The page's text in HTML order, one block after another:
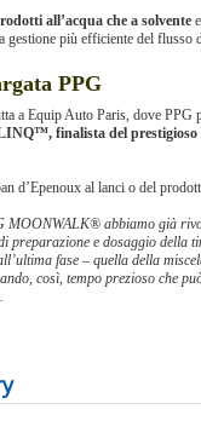
all’acqua che a solvente
gestione più efficiente del flusso
PPG
a Equip Auto Paris, dove PPG
LINQ™, finalista del
d’Epenoux al lanci o del
abbiamo già
preparazione e dosaggio della
fase – quella della
così, tempo prezioso che